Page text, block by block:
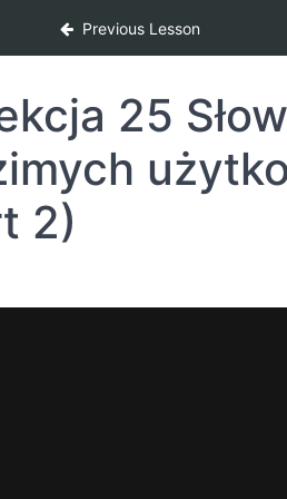
w języku angielskim
Previous Lesson
25
2)